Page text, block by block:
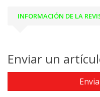
INFORMACIÓN DE LA
Enviar un